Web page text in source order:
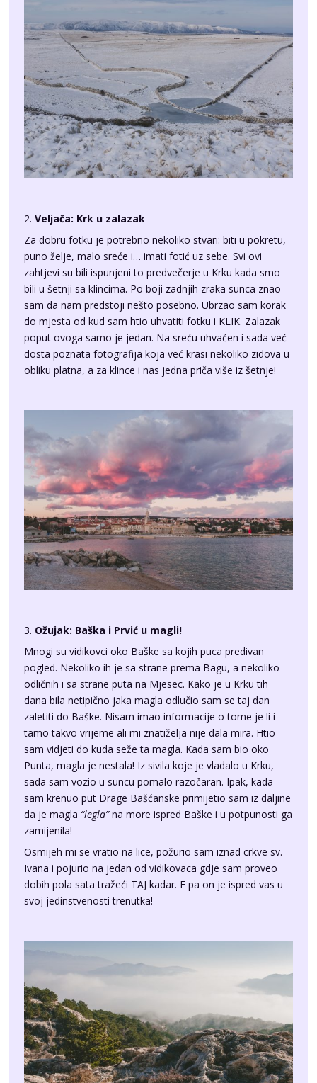
2.Veljača: Krk u zalazak
puno želje, malo sreće i… imati fotić uz sebe. Svi ovi
zahtjevi su bili ispunjeni to predvečerje u Krku kada smo
bili u šetnji sa klincima. Po boji zadnjih zraka sunca znao
sam da nam predstoji nešto posebno. Ubrzao sam korak
do mjesta od kud sam htio uhvatiti fotku i KLIK. Zalazak
poput ovoga samo je jedan. Na sreću uhvaćen i sada već
dosta poznata fotografija koja već krasi nekoliko zidova u
obliku platna, a za klince i nas jedna priča više iz šetnje!
3.Ožujak: Baška i Prvić u magli!
pogled. Nekoliko ih je sa strane prema Bagu, a nekoliko
odličnih i sa strane puta na Mjesec. Kako je u Krku tih
dana bila netipično jaka magla odlučio sam se taj dan
zaletiti do Baške. Nisam imao informacije o tome je li i
tamo takvo vrijeme ali mi znatiželja nije dala mira. Htio
sam vidjeti do kuda seže ta magla. Kada sam bio oko
Punta, magla je nestala! Iz sivila koje je vladalo u Krku,
sada sam vozio u suncu pomalo razočaran. Ipak, kada
sam krenuo put Drage Bašćanske primijetio sam iz daljine
da je magla“legla”na more ispred Baške i u potpunosti ga
zamijenila!
Osmijeh mi se vratio na lice, požurio sam iznad crkve sv.
Ivana i pojurio na jedan od vidikovaca gdje sam proveo
dobih pola sata tražeći TAJ kadar. E pa on je ispred vas u
svoj jedinstvenosti trenutka!